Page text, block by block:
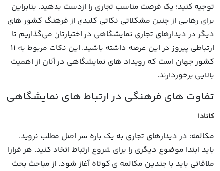
توجیه کنید؛ یک فرصت مناسب تجاری را ازدست بدهید. بنابراین
برای رهایی از چنین مشکلاتی نکاتی کلیدی از فرهنگ کشور های
دیگر در دیدارهای تجاری نمایشگاهی در اختیارتان می‌گذاریم تا
ارتباطی پیروز در این عرصه داشته باشید. این نکات مربوط به 11
کشور جهان است که رویداد های نمایشگاهی در آنان از اهمیت
بالایی برخوردارند.
تفاوت‌ های فرهنگی در ارتباط‌ های نمایشگاهی
کانادا
مکالمه: در دیدارهای تجاری به یک باره سر اصل مطلب نروید.
باید ابتدا موضوع دیگری را برای شروع ارتباط اتخاذ کنید. هر قرارا
ملاقاتی باید با جندین مکالمه ی کوتاه آغاز شود. از مباحث بحث